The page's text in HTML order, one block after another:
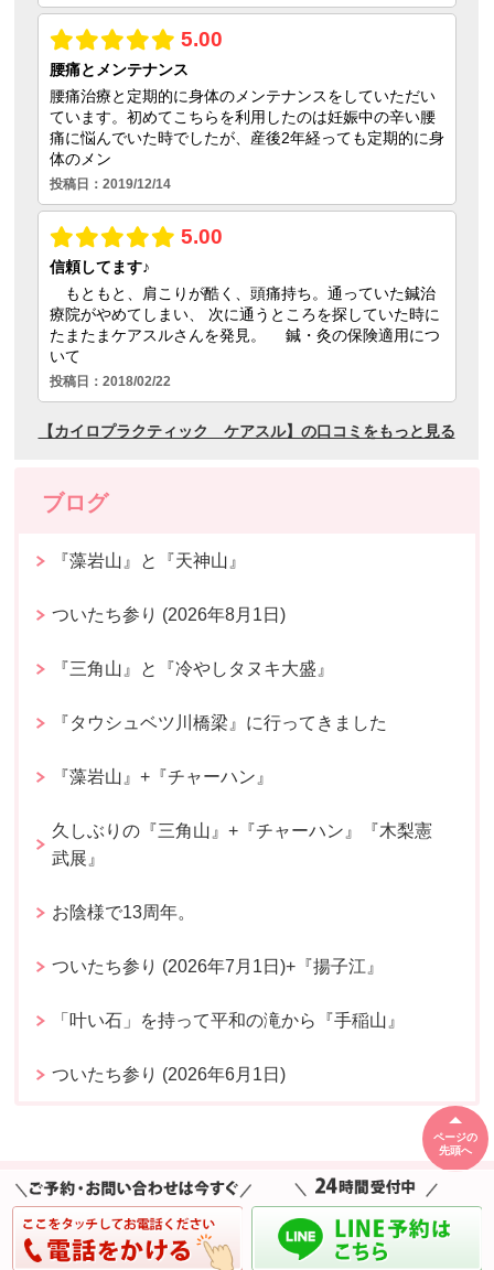
ブログ
『藻岩山』と『天神山』
ついたち参り (2026年8月1日)
『三角山』と『冷やしタヌキ大盛』
『タウシュベツ川橋梁』に行ってきました
『藻岩山』+『チャーハン』
久しぶりの『三角山』+『チャーハン』『木梨憲
武展』
お陰様で13周年。
ついたち参り (2026年7月1日)+『揚子江』
「叶い石」を持って平和の滝から『手稲山』
ついたち参り (2026年6月1日)
ページの
先頭へ